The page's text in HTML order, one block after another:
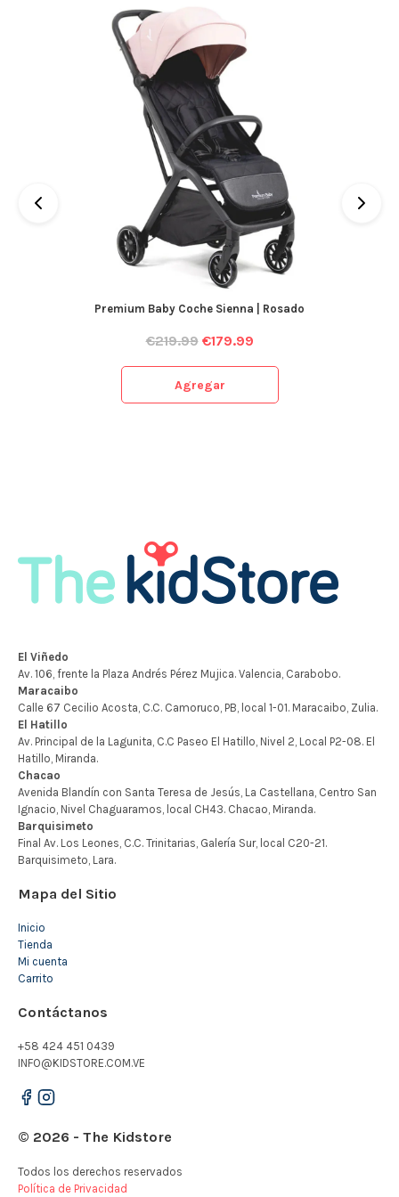
Premium Baby Coche Sienna | Rosado
€219.99 €179.99
Agregar
Mapa del Sitio
Inicio
Tienda
Mi cuenta
Carrito
Contáctanos
+58 424 451 0439
INFO@KIDSTORE.COM.VE
© 2026 - The Kidstore
Todos los derechos reservados
Política de Privacidad